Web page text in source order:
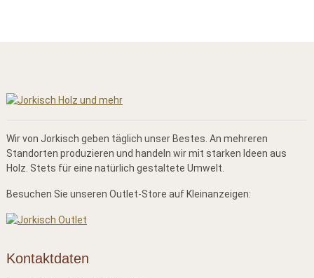
Wir von Jorkisch geben täglich unser Bestes. An mehreren
Standorten produzieren und handeln wir mit starken Ideen aus
Holz. Stets für eine natürlich gestaltete Umwelt.
Besuchen Sie unseren Outlet-Store auf Kleinanzeigen:
Kontaktdaten